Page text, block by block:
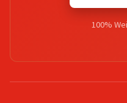
100%